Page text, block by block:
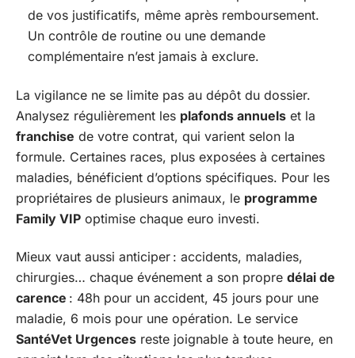
de vos justificatifs, même après remboursement.
Un contrôle de routine ou une demande
complémentaire n’est jamais à exclure.
La vigilance ne se limite pas au dépôt du dossier.
Analysez régulièrement les plafonds annuels et la
franchise de votre contrat, qui varient selon la
formule. Certaines races, plus exposées à certaines
maladies, bénéficient d’options spécifiques. Pour les
propriétaires de plusieurs animaux, le programme
Family VIP optimise chaque euro investi.
Mieux vaut aussi anticiper : accidents, maladies,
chirurgies… chaque événement a son propre délai de
carence : 48h pour un accident, 45 jours pour une
maladie, 6 mois pour une opération. Le service
SantéVet Urgences reste joignable à toute heure, en